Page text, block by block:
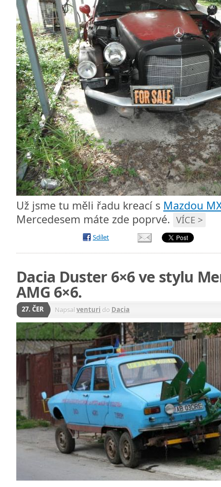
Už jsme tu měli řadu kreací s Mazdou
Mercedesem máte zde poprvé. VÍCE >
Sdílet
Dacia Duster 6×6 ve stylu
AMG 6×6.
27. ČER Napsal venturi do Dacia